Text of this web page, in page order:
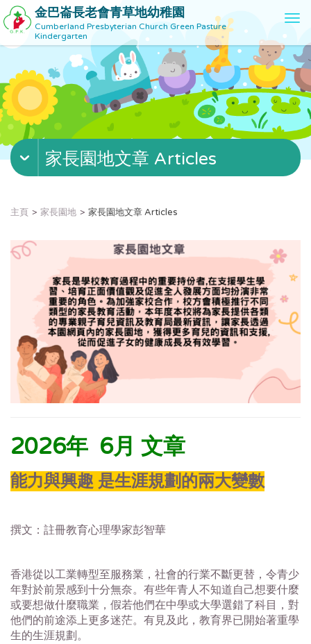
金巴崙長老會青草地幼稚園
Cumberland Presbyterian Church Green Pasture
Kindergarten
T
g
g
l
e
n
a
v
g
家長園地文章 Articles
主頁 家長園地 家長園地文章 Articles
2026年 6月 文章
能力與興趣 是生涯規劃的兩大變數
撰文：註冊教育心理學家彭智華
香港從以工業轉型至服務業，社會的行業不斷更替，令青少
年對於前景感到十分無奈。有些年青人不知道自己想要什麼
或要想做什麼職業，假若他們在中學或大學選錯了科目，對
他們的前途添上更多迷茫。有見及此，教育界已開始著重學
生的生涯規劃。